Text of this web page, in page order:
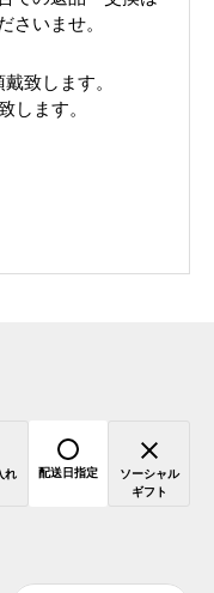
さいませ。
戴致します。
します。
れ 配送日指定
ソーシャル
ギフト